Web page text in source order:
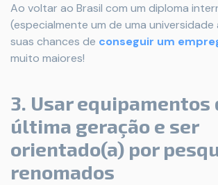
Ao voltar ao Brasil com um diploma
(especialmente um de uma universidade
suas chances de conseguir um
muito maiores!
3. Usar equipamentos
última geração e ser
orientado(a) por
renomados